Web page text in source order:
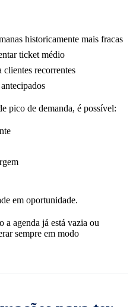
historicamente mais fracas
ticket médio
recorrentes
pico de demanda, é possível:
em oportunidade.
a agenda já está vazia ou
sempre em modo